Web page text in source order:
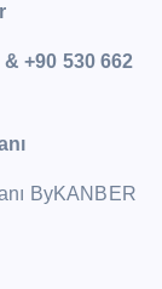
+90 530 662
ByKANBER